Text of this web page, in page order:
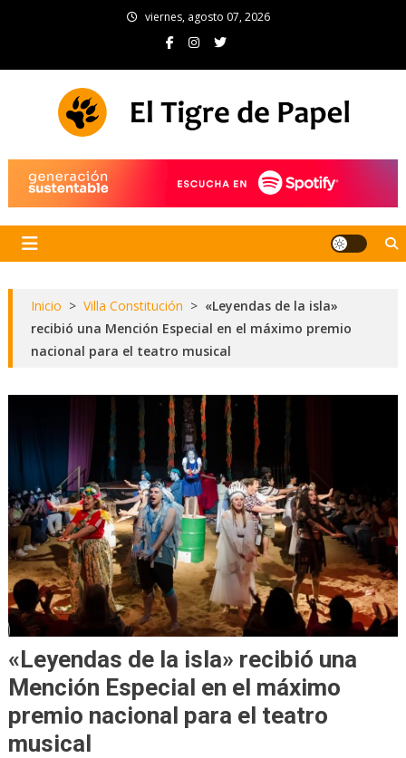
viernes, agosto 07, 2026
Inicio > Villa Constitución > «Leyendas de la isla»
recibió una Mención Especial en el máximo premio
nacional para el teatro musical
«Leyendas de la isla» recibió una
Mención Especial en el máximo
premio nacional para el teatro
musical